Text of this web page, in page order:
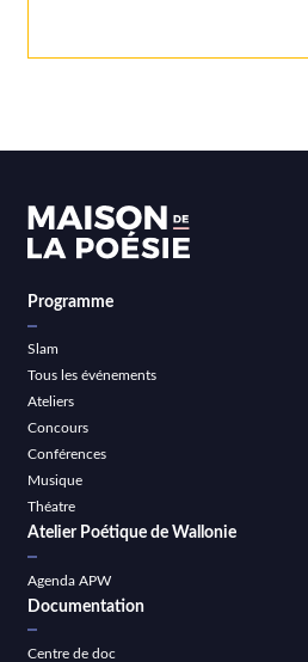
Programme
Slam
Tous les événements
Ateliers
Concours
Conférences
Musique
Théatre
Atelier Poétique de Wallonie
Agenda APW
Documentation
Centre de doc